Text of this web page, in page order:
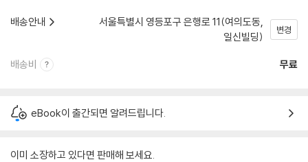
배송안내
서울특별시 영등포구 은행로 11(여의도동,
일신빌딩)
변경
배송비 무료
eBook이 출간되면 알려드립니다.
이미 소장하고 있다면 판매해 보세요.